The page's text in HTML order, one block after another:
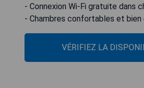
- Connexion Wi-Fi gratuite dans
- Chambres confortables et bien
VÉRIFIEZ LA